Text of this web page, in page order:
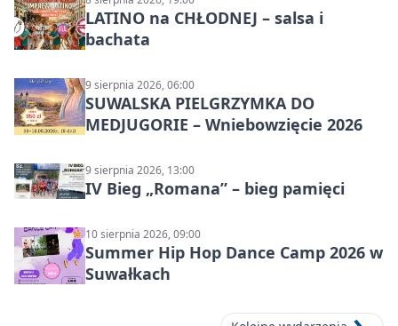
LATINO na CHŁODNEJ – salsa i
bachata
9 sierpnia 2026, 06:00
SUWALSKA PIELGRZYMKA DO
MEDJUGORIE – Wniebowzięcie 2026
9 sierpnia 2026, 13:00
IV Bieg „Romana” – bieg pamięci
10 sierpnia 2026, 09:00
Summer Hip Hop Dance Camp 2026 w
Suwałkach